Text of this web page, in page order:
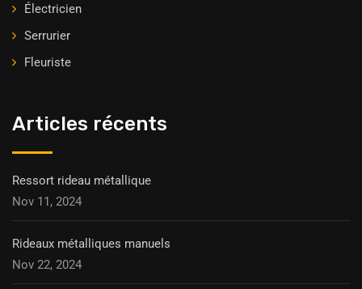
Électricien
Serrurier
Fleuriste
Articles récents
Ressort rideau métallique
Nov 11, 2024
Rideaux métalliques manuels
Nov 22, 2024